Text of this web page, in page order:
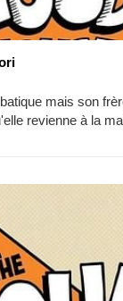
mais son
revienne à la